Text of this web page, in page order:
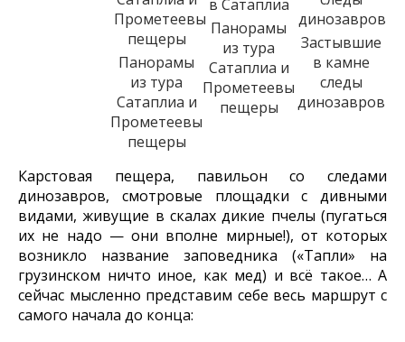
Панорамы
из тура
Сатаплиа и
Прометеевы
пещеры
Панорамы
из тура
Сатаплиа и
Прометеевы
пещеры
Застывшие
в камне
следы
динозавров
Карстовая пещера, павильон со следами
динозавров, смотровые площадки с дивными
видами, живущие в скалах дикие пчелы (пугаться
их не надо — они вполне мирные!), от которых
возникло название заповедника («Тапли» на
грузинском ничто иное, как мед) и всё такое… А
сейчас мысленно представим себе весь маршрут с
самого начала до конца: